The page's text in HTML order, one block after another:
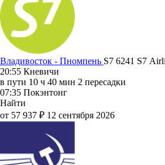
Владивосток - Пномпень S7 6241 S7
20:55 Кневичи
в пути 10 ч 40 мин 2 пересадки
07:35 Покэнтонг
Найти
от 57 937 ₽ 12 сентября 2026